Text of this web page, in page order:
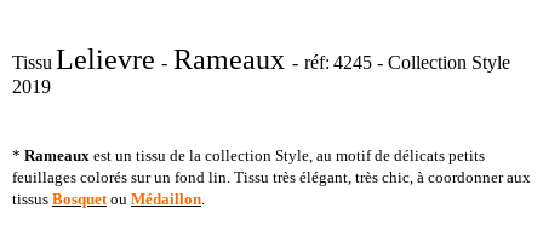
Tissu Lelievre - Rameaux - réf: 4245 - Collection Style
2019
* Rameaux est un tissu de la collection Style, au motif de délicats petits
feuillages colorés sur un fond lin. Tissu très élégant, très chic, à coordonner aux
tissus Bosquetou Médaillon.